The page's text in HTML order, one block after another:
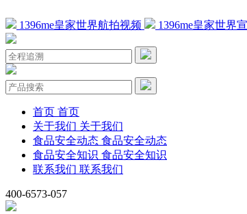
1396me皇家世界航拍视频 1396me皇家世界
首页 首页
关于我们 关于我们
食品安全动态 食品安全动态
食品安全知识 食品安全知识
联系我们 联系我们
400-6573-057